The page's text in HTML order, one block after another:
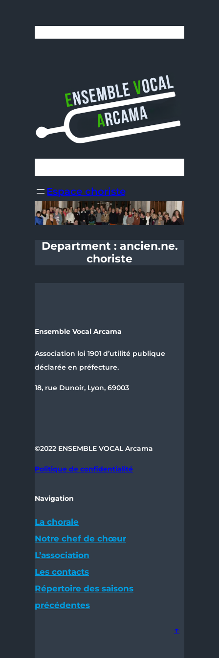
Espace choriste
Department : ancien.ne.
choriste
Ensemble Vocal Arcama
Association loi 1901 d’utilité publique
déclarée en préfecture.
18, rue Dunoir, Lyon, 69003
©2022 ENSEMBLE VOCAL Arcama
Politique de confidentialité
Navigation
La chorale
Notre chef de chœur
L’association
Les contacts
Répertoire des saisons
précédentes
↑